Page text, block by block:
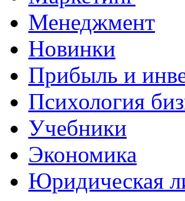
Менеджмент
Новинки
Прибыль и
Психология
Учебники
Экономика
Юридическая